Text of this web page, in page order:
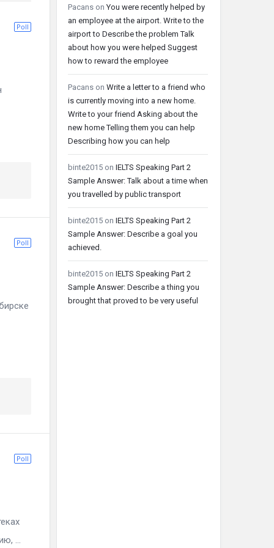
Poll
Poll
Poll
...
Pacans onYou were recently helped by
an employee at the airport. Write to the
airport to Describe the problem Talk
about how you were helped Suggest
how to reward the employee
Pacans on Write a letter to a friend who
is currently moving into a new home.
Write to your friend Asking about the
new home Telling them you can help
Describing how you can help
binte2015 on IELTS Speaking Part 2
Sample Answer: Talk about a time when
you travelled by public transport
binte2015 on IELTS Speaking Part 2
Sample Answer: Describe a goal you
achieved.
binte2015 on IELTS Speaking Part 2
Sample Answer: Describe a thing you
brought that proved to be very useful